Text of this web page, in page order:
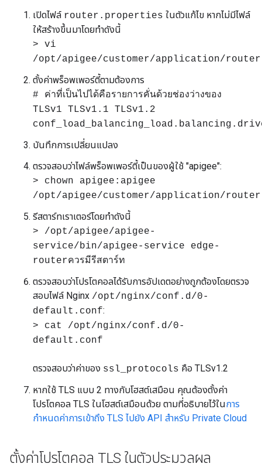
เปิดไฟล์ router.properties ในตัวแก้ไข หากไม่มีไฟล์
ให้สร้างขึ้นมาโดยทำดังนี้
> vi
/opt/apigee/customer/application/
ตั้งค่าพร็อพเพอร์ตี้ตามต้องการ
# ค่าที่เป็นไปได้คือรายการคั่นด้วยช่องว่างของ
TLSv1 TLSv1.1 TLSv1.2
บันทึกการเปลี่ยนแปลง
ตรวจสอบว่าไฟล์พร็อพเพอร์ตี้เป็นของผู้ใช้ "apigee":
> chown apigee:apigee
/opt/apigee/customer/application/
รีสตาร์ทเราเตอร์โดยทำดังนี้
> /opt/apigee/apigee-
service/bin/apigee-service edge-
routerควรมีรีสตาร์ท
ตรวจสอบว่าโปรโตคอลได้รับการอัปเดตอย่างถูกต้องโดยตรวจ
สอบไฟล์ Nginx /opt/nginx/conf.d/0-
default.conf:
> cat /opt/nginx/conf.d/0-
default.conf
ตรวจสอบว่าค่าของ ssl_protocols คือ TLSv1.2
หากใช้ TLS แบบ 2 ทางกับโฮสต์เสมือน คุณต้องตั้งค่า
โปรโตคอล TLS ในโฮสต์เสมือนด้วย ตามที่อธิบายไว้ในการ
กำหนดค่าการเข้าถึง TLS ไปยัง API สำหรับ Private Cloud
ตั้งค่าโปรโตคอล TLS ในตัวประมวลผล